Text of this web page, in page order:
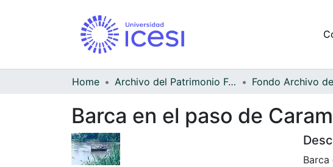
Home Archivo del Patrimonio Fotográfico y Fílmico del Valle del Cauca
Barca en el paso de